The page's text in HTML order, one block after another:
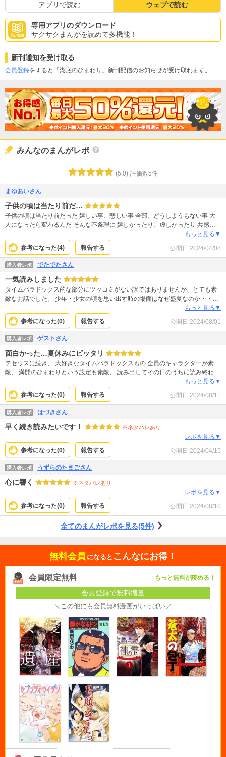
アプリで読む ウェブで読む
専用アプリのダウンロード
サクサクまんがを読めて多機能！
新刊通知を受け取る
会員登録をすると「湖底のひまわり」新刊配信のお知らせが受け取れます。
みんなのまんがレポ
(5.0) 評価数5件
まゆあいさん
子供の頃は当たり前だ…
子供の頃は当たり前だった 嬉しい事、悲しい事 全部、どうしようもない事 大
人になったら変わるんだ そんな不条理に 嬉しかったり、虚しかったり 共感満
もっと見る▼
参考になった(4) 報告する 公開日:2024/04/08
購入者レポ でたでたさん
一気読みしました
タイムパラドックス的な部分にツッコミがない訳ではありませんが、とても素
敵なお話でした。 少年・少女の頃を思い出す時の場面はなぜ盛夏なのか・・・
わかりませんが ダムに沈んだ村をとても効果的なアイテムにし、ひまわりで
【過去】と【未来】をつなぐ 情緒満載のタイムスリップでした。 個人的にはま
ーちゃんと孫ちゃんのようにミキちゃんの成長・結婚話もダイジェストで見た
かったです。 しかしあんなに未来を変えていて（死んだ父親がまだ生きていた
り）は、ちょっと怖い部分もあるかな
もっと見る▼
参考になった(0) 報告する 公開日:2024/08/01
購入者レポ ゲストさん
面白かった…夏休みにピッタリ
テセウスに続き、 大好きなタイムパラドックスもの 全員のキャラクターが素
敵、 満開のひまわりという設定も素敵、 読み出してその日のうちに読み終わっ
もっと見る▼
参考になった(0) 報告する 公開日:2024/08/11
購入者レポ はづきさん
早く続き読みたいです！ ※ネタバレあり
レポを見る▼
参考になった(0) 報告する 公開日:2024/04/15
購入者レポ うずらのたまごさん
心に響く ※ネタバレあり
レポを見る▼
参考になった(0) 報告する 公開日:2024/08/10
全てのまんがレポを見る(5件)
無料会員 になると こんなにお得！
会員限定無料 もっと無料が読める！
会員登録で無料増量
＼この他にも会員無料漫画がいっぱい／